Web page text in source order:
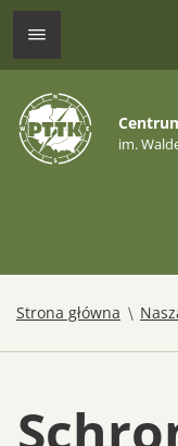
menu
im.
Strona główna /